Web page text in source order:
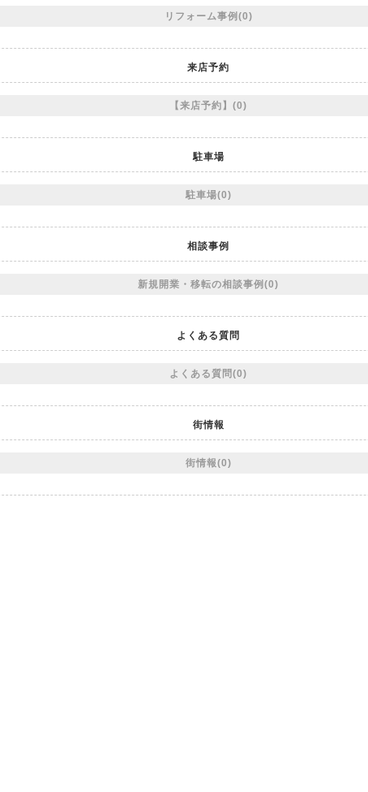
リフォーム事例(0)
来店予約
【来店予約】(0)
駐車場
駐車場(0)
相談事例
新規開業・移転の相談事例(0)
よくある質問
よくある質問(0)
街情報
街情報(0)